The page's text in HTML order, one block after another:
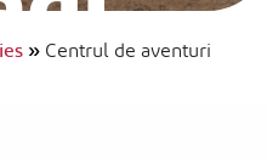
»Centrul de aventuri